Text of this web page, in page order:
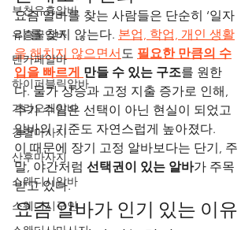
부천유흥알바
유흥꿀알바
텐카페알바
하이퍼블릭알바
가라오케알바
경혈마사지
산후마사지
스웨디시알바
스웨디시구인
요즘 알바를 찾는 사람들은 단순히 ‘일자
리’를 찾지 않는다. 본업, 학업, 개인 생활
을 해치지 않으면서도 필요한 만큼의 수
입을 빠르게 만들 수 있는 구조를 원한
다. 물가 상승과 고정 지출 증가로 인해,
추가 수입은 선택이 아닌 현실이 되었고
알바의 기준도 자연스럽게 높아졌다.
이 때문에 장기 고정 알바보다는 단기, 주
말, 야간처럼 선택권이 있는 알바가 주목
받고 있다.
요즘 알바가 인기 있는 이유